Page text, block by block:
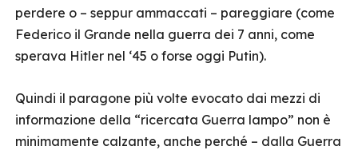
perdere o – seppur ammaccati – pareggiare (come
Federico il Grande nella guerra dei 7 anni, come
sperava Hitler nel ‘45 o forse oggi Putin).
Quindi il paragone più volte evocato dai mezzi di
informazione della “ricercata Guerra lampo” non è
minimamente calzante, anche perché – dalla Guerra